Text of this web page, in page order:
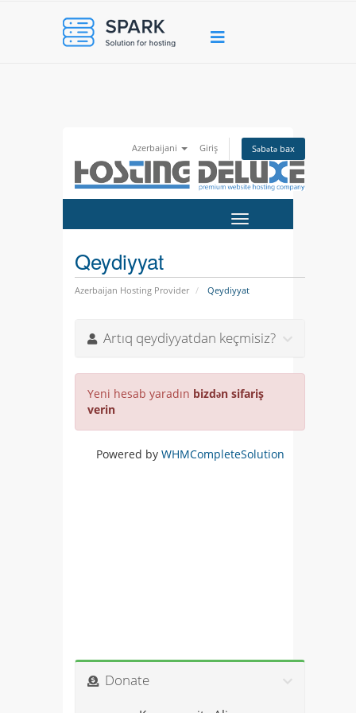
Azerbaijani Giriş Səbətə bax
Naviqasiyaya
Qeydiyyat
Azerbaijan Hosting Provider Qeydiyyat
Artıq qeydiyyatdan keçmisiz?
Yeni hesab yaradın bizdən sifariş
verin
Powered by WHMCompleteSolution
Donate